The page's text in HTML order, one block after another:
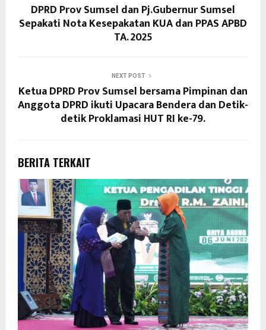
DPRD Prov Sumsel dan Pj.Gubernur Sumsel
Sepakati Nota Kesepakatan KUA dan PPAS APBD
TA. 2025
NEXT POST
Ketua DPRD Prov Sumsel bersama Pimpinan dan
Anggota DPRD ikuti Upacara Bendera dan Detik-
detik Proklamasi HUT RI ke-79.
BERITA TERKAIT